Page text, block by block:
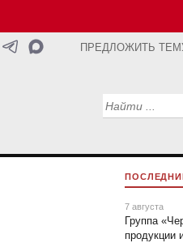
ПРЕДЛОЖИТЬ
7 августа
Группа
продукции